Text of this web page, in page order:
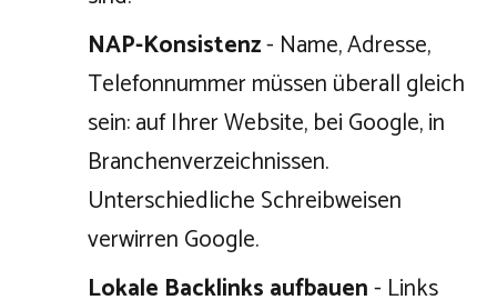
NAP-Konsistenz- Name, Adresse,
Telefonnummer müssen überall gleich
sein: auf Ihrer Website, bei Google, in
Branchenverzeichnissen.
Unterschiedliche Schreibweisen
verwirren Google.
Lokale Backlinks aufbauen- Links